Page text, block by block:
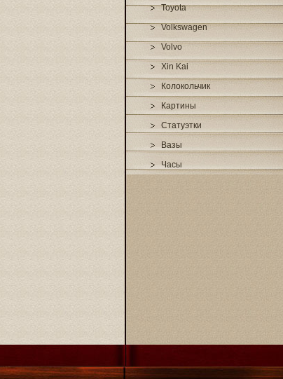
Toyota
Volkswagen
Volvo
Xin Kai
Колокольчик
Картины
Статуэтки
Вазы
Часы